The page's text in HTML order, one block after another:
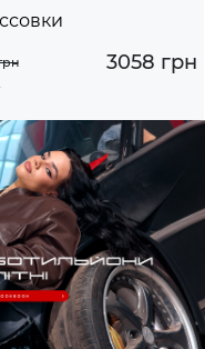
3058 грн